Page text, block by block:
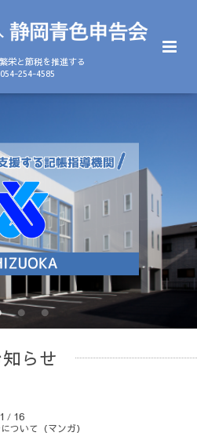
栄と節税を推進する
254-4585
らせ
/ 16
ついて（マンガ）